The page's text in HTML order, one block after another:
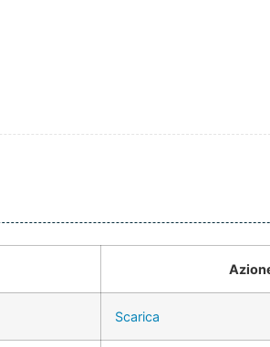
Scarica